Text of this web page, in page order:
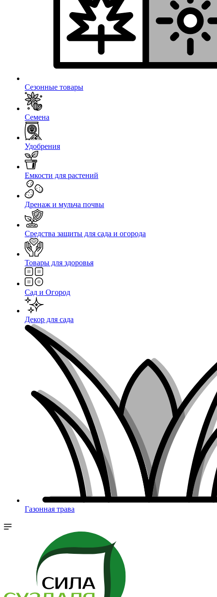
Сезонные товары
Семена
Удобрения
Емкости для растений
Дренаж и мульча почвы
Средства защиты для сада и огорода
Товары для здоровья
Сад и Огород
Декор для сада
Газонная трава